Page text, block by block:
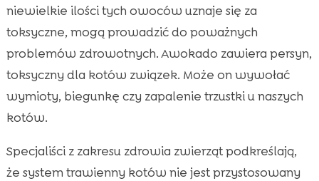
niewielkie ilości tych owoców uznaje się za
toksyczne, mogą prowadzić do poważnych
problemów zdrowotnych. Awokado zawiera persyn,
toksyczny dla kotów związek. Może on wywołać
wymioty, biegunkę czy zapalenie trzustki u naszych
kotów.
Specjaliści z zakresu zdrowia zwierząt podkreślają,
że system trawienny kotów nie jest przystosowany